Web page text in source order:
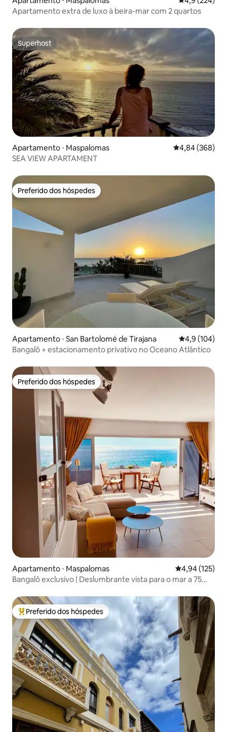
Apartamento extra de luxo à beira-mar com 2 quartos
Superhost
Superhost
Apartamento ⋅ Maspalomas 4,84 de uma
4,84 (368)
SEA VIEW APARTAMENT
Preferido dos hóspedes
Preferido dos hóspedes
Apartamento ⋅ San Bartolomé de Tirajana 4,9 de uma
4,9 (104)
Bangalô + estacionamento privativo no Oceano Atlântico
Preferido dos hóspedes
Preferido dos hóspedes
Apartamento ⋅ Maspalomas 4,94 de uma
4,94 (125)
Bangalô exclusivo | Deslumbrante vista para o mar a 75
Entre os melhores preferidos dos hóspedes
Preferido dos hóspedes